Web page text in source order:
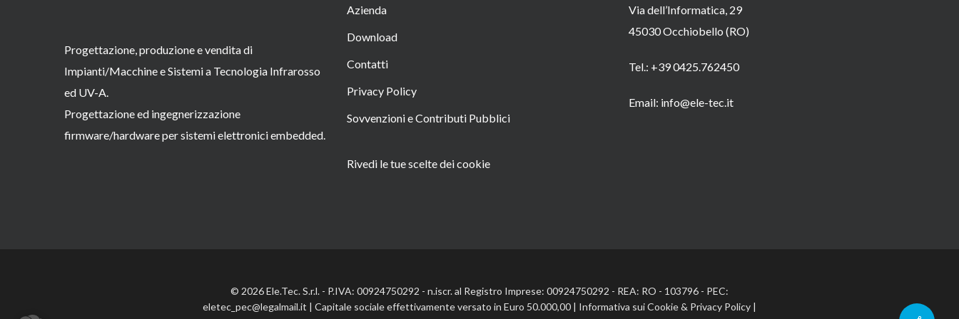
Progettazione, produzione e vendita di
Impianti/Macchine e Sistemi a Tecnologia Infrarosso
ed UV-A.
Progettazione ed ingegnerizzazione
firmware/hardware per sistemi elettronici embedded.
Azienda
Download
Contatti
Privacy Policy
Sovvenzioni e Contributi Pubblici
Rivedi le tue scelte dei cookie
Via dell’Informatica, 29
45030 Occhiobello (RO)
Tel.: +39 0425.762450
Email: info@ele-tec.it
© 2026 Ele.Tec. S.r.l. - P.IVA: 00924750292 - n.iscr. al Registro Imprese: 00924750292 - REA: RO - 103796 - PEC:
eletec_pec@legalmail.it | Capitale sociale effettivamente versato in Euro 50.000,00 | Informativa sui Cookie& Privacy Policy|